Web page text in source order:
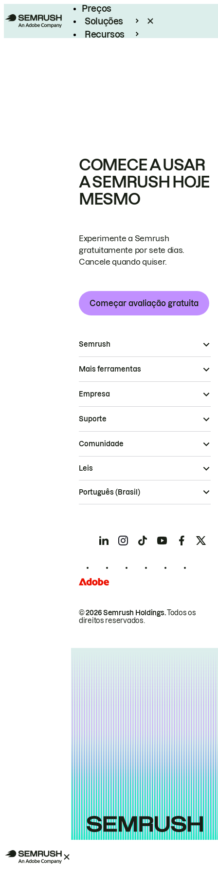
Preços
Soluções
Recursos
COMECE A USAR
A SEMRUSH HOJE
MESMO
Experimente a Semrush
gratuitamente por sete dias.
Cancele quando quiser.
Começar avaliação gratuita
Semrush
Mais ferramentas
Empresa
Suporte
Comunidade
© 2026 Semrush Holdings.Todos os
direitos reservados.
Leis
Português (Brasil)